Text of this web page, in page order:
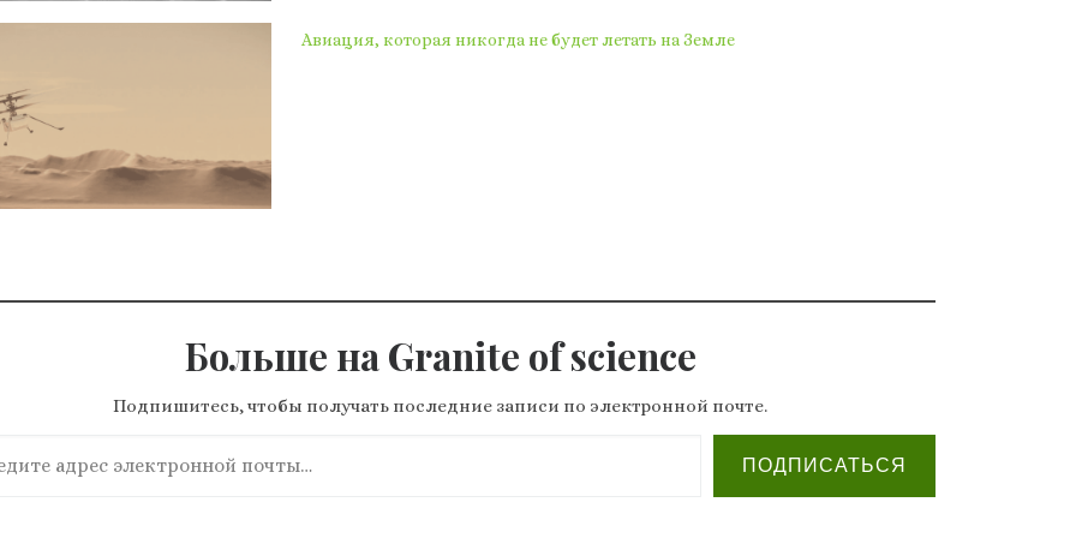
Авиация, которая никогда не будет летать на Земле
Больше на Granite of science
Подпишитесь, чтобы получать последние записи по электронной почте.
ПОДПИСАТЬСЯ